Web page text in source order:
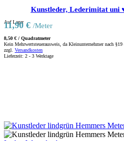
Kunstleder, Lederimitat uni
Auf Lager
11,90 € /Meter
8,50 € / Quadratmeter
Kein Mehrwertsteuerausweis, da Kleinunternehmer nach §19
zzgl. Versandkosten
Lieferzeit: 2 - 3 Werktage